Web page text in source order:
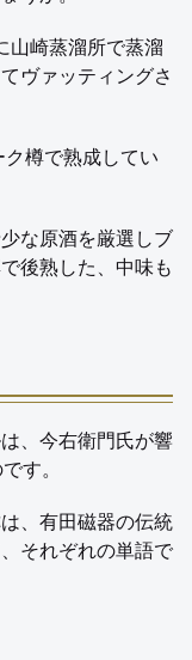
山崎蒸溜所で蒸溜
ヴァッティングさ
樽で熟成してい
な原酒を厳選しブ
後熟した、中味も
、今右衛門氏が響
す。
、有田磁器の伝統
それぞれの単語で